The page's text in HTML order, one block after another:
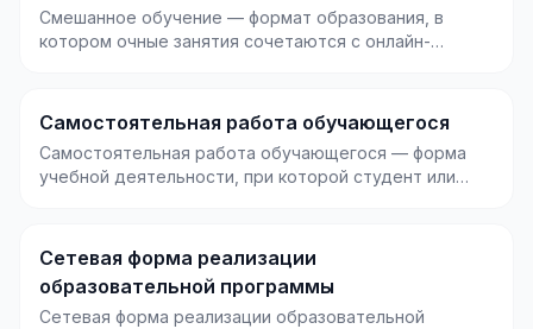
Смешанное обучение — формат образования, в
котором очные занятия сочетаются с онлайн-
Самостоятельная работа обучающегося
Самостоятельная работа обучающегося — форма
учебной деятельности, при которой студент или
Сетевая форма реализации
образовательной программы
Сетевая форма реализации образовательной